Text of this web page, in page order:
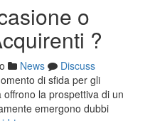
o
?
News
Discuss
di sfida per gli
la prospettiva di un
emergono dubbi